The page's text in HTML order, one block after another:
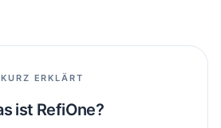
KURZ ERKLÄRT
ist RefiOne?